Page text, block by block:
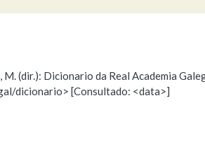
OPCIÓN:
Hai un erro na palabra Propoño
M. (dir.): Dicionario da Real Academia
dicionario> [Consultado: <data>]